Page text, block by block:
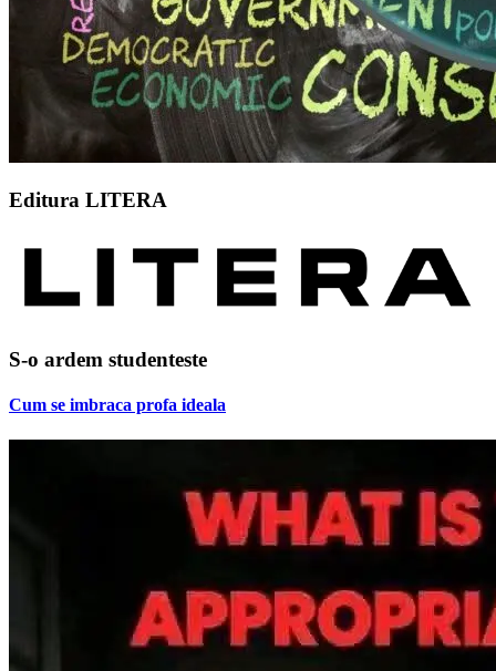
Editura LITERA
S-o ardem studenteste
Cum se imbraca profa ideala